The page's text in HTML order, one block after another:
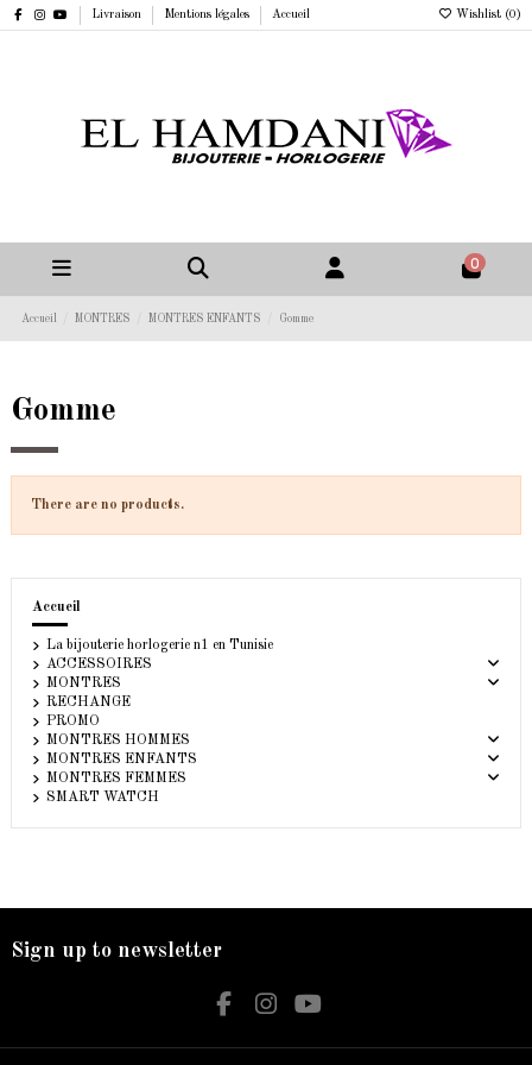
Livraison Mentions légales Accueil Wishlist (0 )
0
Accueil MONTRES MONTRES ENFANTS Gomme
Gomme
There are no products.
Accueil
La bijouterie horlogerie n1 en Tunisie
ACCESSOIRES
MONTRES
RECHANGE
PROMO
MONTRES HOMMES
MONTRES ENFANTS
MONTRES FEMMES
SMART WATCH
Sign up to newsletter